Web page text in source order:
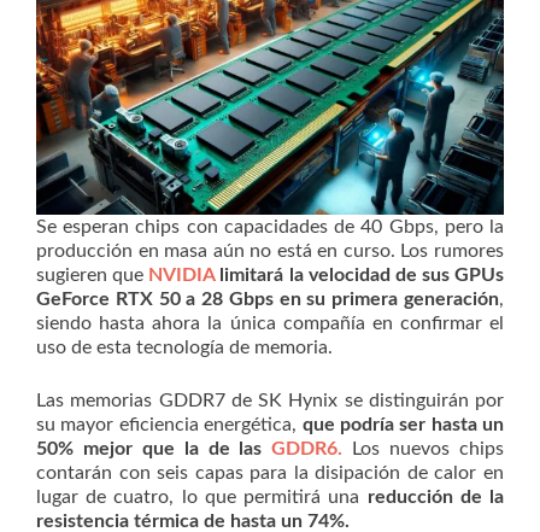
Se esperan chips con capacidades de 40 Gbps, pero la
producción en masa aún no está en curso. Los rumores
sugieren que NVIDIAlimitará la velocidad de sus GPUs
GeForce RTX 50 a 28 Gbps en su primera generación,
siendo hasta ahora la única compañía en confirmar el
uso de esta tecnología de memoria.
Las memorias GDDR7 de SK Hynix se distinguirán por
su mayor eficiencia energética, que podría ser hasta un
50% mejor que la de lasGDDR6. Los nuevos chips
contarán con seis capas para la disipación de calor en
lugar de cuatro, lo que permitirá una reducción de la
resistencia térmica de hasta un 74%.